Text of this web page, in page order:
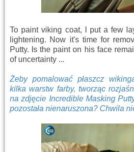
To paint viking coat, I put a few
lightening. Now it's time for
Putty. Is the paint on his face
of uncertainty ...
Żeby pomalować płaszcz
kilka warstw farby, tworząc
na zdjęcie Incredible Masking
pozostała nienaruszona? Chwila